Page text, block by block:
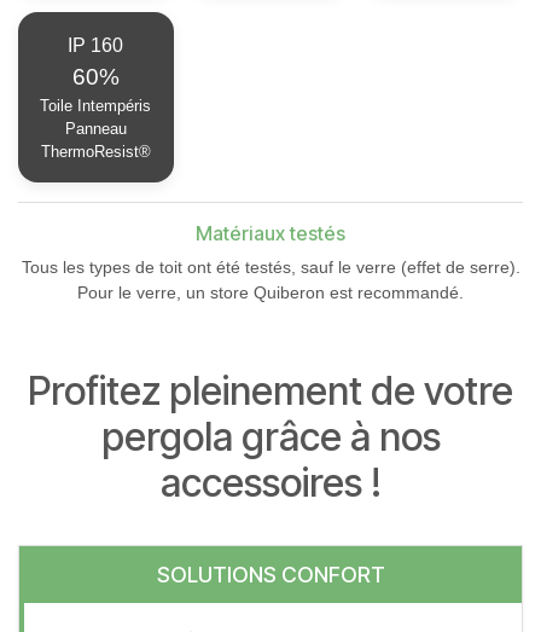
IP 160
60%
Toile Intempéris
Panneau
ThermoResist®
Matériaux testés
Tous les types de toit ont été testés, sauf le verre (effet de serre).
Pour le verre, un store Quiberon est recommandé.
Profitez pleinement de votre
pergola grâce à nos
accessoires !
SOLUTIONS CONFORT